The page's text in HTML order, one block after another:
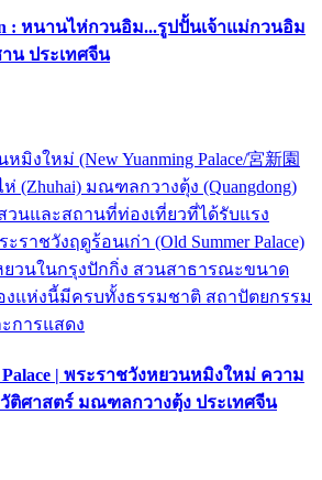
: หนานไห่กวนอิม...รูปปั้นเจ้าแม่กวนอิม
น ประเทศจีน
มิงใหม่ (New Yuanming Palace/宮新園
ห่ (Zhuhai) มณฑลกวางตุ้ง (Quangdong)
วนและสถานที่ท่องเที่ยวที่ได้รับแรง
ราชวังฤดูร้อนเก่า (Old Summer Palace)
วนในกรุงปักกิ่ง สวนสาธารณะขนาด
งแห่งนี้มีครบทั้งธรรมชาติ สถาปัตยกรรม
การแสดง
Palace | พระราชวังหยวนหมิงใหม่ ความ
ติศาสตร์ มณฑลกวางตุ้ง ประเทศจีน